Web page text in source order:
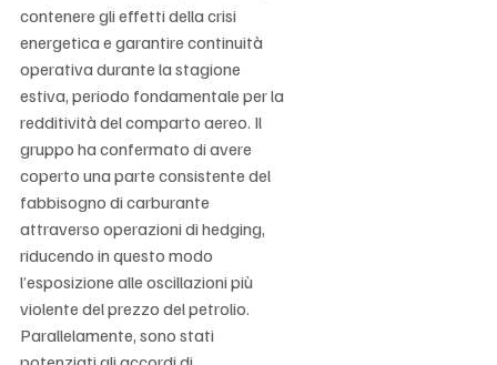
contenere gli effetti della crisi
energetica e garantire continuità
operativa durante la stagione
estiva, periodo fondamentale per la
redditività del comparto aereo. Il
gruppo ha confermato di avere
coperto una parte consistente del
fabbisogno di carburante
attraverso operazioni di hedging,
riducendo in questo modo
l’esposizione alle oscillazioni più
violente del prezzo del petrolio.
Parallelamente, sono stati